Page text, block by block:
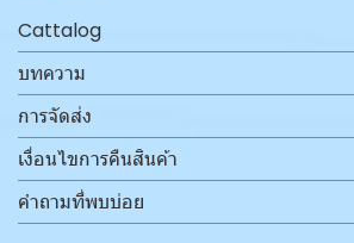
Cattalog
บทความ
การจัดส่ง
เงื่อนไขการคืนสินค้า
คำถามที่พบบ่อย